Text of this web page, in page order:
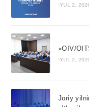
IYUL 2,
«OIV/
IYUL 2,
Joriy